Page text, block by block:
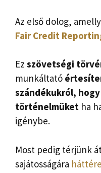
Az első dolog,
Fair Credit
Ez szövetségi
munkáltató
szándékukról,
történelmüket ha
igénybe.
Most pedig térjünk
sajátosságára